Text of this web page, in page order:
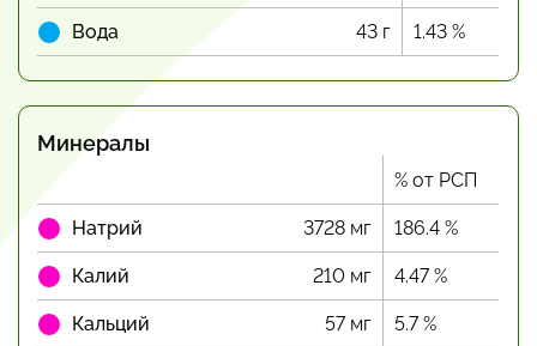
Вода 43 г 1.43 %
Минералы
% от РСП
Натрий 3728 мг 186.4 %
Калий 210 мг 4.47 %
Кальций 57 мг 5.7 %